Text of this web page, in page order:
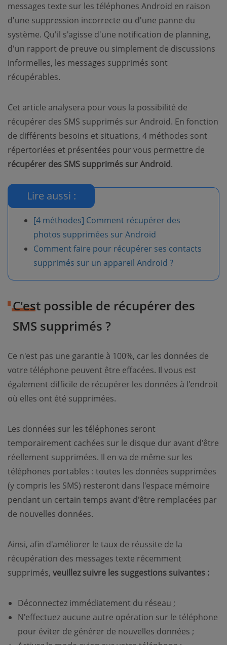
messages texte sur les téléphones Android en raison
d'une suppression incorrecte ou d'une panne du
système. Qu'il s'agisse d'une notification de planning,
d'un rapport de preuve ou simplement de discussions
informelles, les messages supprimés sont
récupérables.
Cet article analysera pour vous la possibilité de
récupérer des SMS supprimés sur Android. En fonction
de différents besoins et situations, 4 méthodes sont
répertoriées et présentées pour vous permettre de
récupérer des SMS supprimés sur Android.
Lire aussi :
[4 méthodes] Comment récupérer des
photos supprimées sur Android
Comment faire pour récupérer ses contacts
supprimés sur un appareil Android ?
C'est possible de récupérer des
SMS supprimés ?
Ce n'est pas une garantie à 100%, car les données de
votre téléphone peuvent être effacées. Il vous est
également difficile de récupérer les données à l'endroit
où elles ont été supprimées.
Les données sur les téléphones seront
temporairement cachées sur le disque dur avant d'être
réellement supprimées. Il en va de même sur les
téléphones portables : toutes les données supprimées
(y compris les SMS) resteront dans l'espace mémoire
pendant un certain temps avant d'être remplacées par
de nouvelles données.
Ainsi, afin d'améliorer le taux de réussite de la
récupération des messages texte récemment
supprimés, veuillez suivre les suggestions suivantes :
Déconnectez immédiatement du réseau ;
N'effectuez aucune autre opération sur le téléphone
pour éviter de générer de nouvelles données ;